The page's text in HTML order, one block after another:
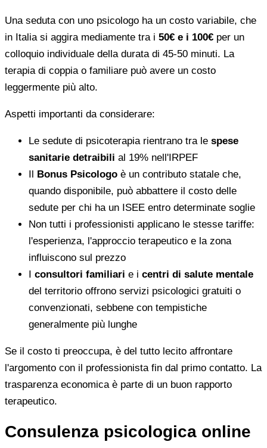
Una seduta con uno psicologo ha un costo variabile, che
in Italia si aggira mediamente tra i 50€ e i 100€ per un
colloquio individuale della durata di 45-50 minuti. La
terapia di coppia o familiare può avere un costo
leggermente più alto.
Aspetti importanti da considerare:
Le sedute di psicoterapia rientrano tra le spese
sanitarie detraibili al 19% nell'IRPEF
Il Bonus Psicologo è un contributo statale che,
quando disponibile, può abbattere il costo delle
sedute per chi ha un ISEE entro determinate soglie
Non tutti i professionisti applicano le stesse tariffe:
l'esperienza, l'approccio terapeutico e la zona
influiscono sul prezzo
I consultori familiari e i centri di salute mentale
del territorio offrono servizi psicologici gratuiti o
convenzionati, sebbene con tempistiche
generalmente più lunghe
Se il costo ti preoccupa, è del tutto lecito affrontare
l'argomento con il professionista fin dal primo contatto. La
trasparenza economica è parte di un buon rapporto
terapeutico.
Consulenza psicologica online